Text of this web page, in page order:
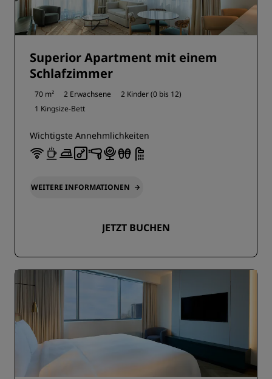
Superior Apartment mit einem
Schlafzimmer
70 m² 2 Erwachsene
2 Kinder (0 bis 12)
1 Kingsize-Bett
Wichtigste Annehmlichkeiten
WEITERE INFORMATIONEN
JETZT BUCHEN